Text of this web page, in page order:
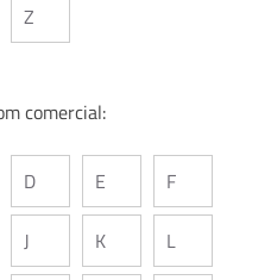
Z
comercial:
D E F
J K L